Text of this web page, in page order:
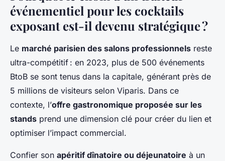
événementiel pour les cocktails
exposant est-il devenu stratégique ?
Le marché parisien des salons professionnels reste
ultra-compétitif : en 2023, plus de 500 événements
BtoB se sont tenus dans la capitale, générant près de
5 millions de visiteurs selon Viparis. Dans ce
contexte, l’offre gastronomique proposée sur les
stands prend une dimension clé pour créer du lien et
optimiser l’impact commercial.
Confier son apéritif dînatoire ou déjeunatoire à un